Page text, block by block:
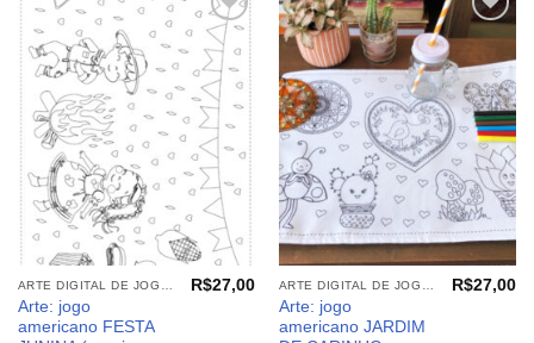
Adicionar
aos
meus
desejos
Arte: jogo
americano FESTA
R$27,00
Adicionar
meus
desejos
Arte: jogo
americano JARDIM
R$27,00